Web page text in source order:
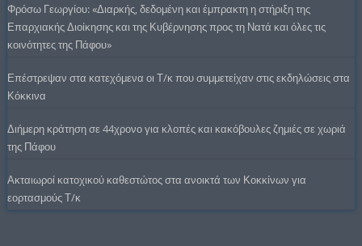
Φρόσω Γεωργίου: «Διαρκής, δεδομένη και έμπρακτη η στήριξη της
Επαρχιακής Διοίκησης και της Κυβέρνησης προς τη Νατά και όλες τις
κοινότητες της Πάφου»
Επέστρεψαν στα κατεχόμενα οι Τ/κ που συμμετείχαν στις εκδηλώσεις στα
Κόκκινα
Διήμερη κράτηση σε 44χρονο για κλοπές και κακόβουλες ζημιές σε χωριά
της Πάφου
Ακταιωροί κατοχικού καθεστώτος στα ανοικτά των Κοκκίνων για
εορτασμούς Τ/κ